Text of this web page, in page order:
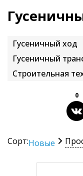
Гусеничный ход
Гусеничный
Строительная
0
Сорт:Новые